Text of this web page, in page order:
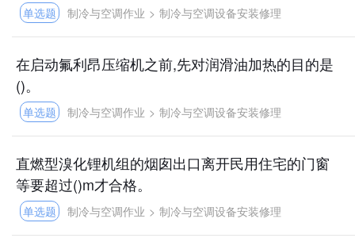
单选题 制冷与空调作业 > 制冷与空调设备安装修理
在启动氟利昂压缩机之前,先对润滑油加热的目的是
()。
单选题 制冷与空调作业 > 制冷与空调设备安装修理
直燃型溴化锂机组的烟囱出口离开民用住宅的门窗
等要超过()m才合格。
单选题 制冷与空调作业 > 制冷与空调设备安装修理